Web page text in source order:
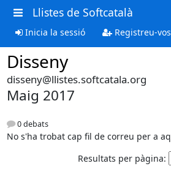
Llistes de Softcatalà
Inicia la sessió Registreu-vos
Disseny
disseny@llistes.softcatala.org
Maig 2017
0 debats
No s'ha trobat cap fil de correu per a
Resultats per pàgina: